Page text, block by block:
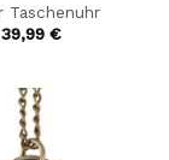
Taschenuhr
39,99 €